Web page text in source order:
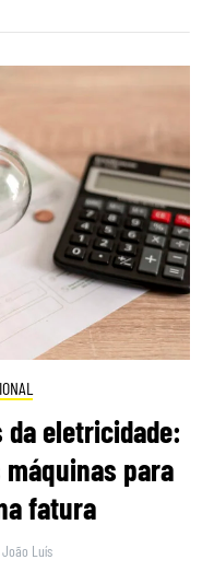
da eletricidade:
para
fatura
João Luís